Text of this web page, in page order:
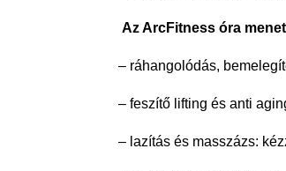
Az ArcFitness óra
– ráhangolódás,
– feszítő lifting és anti
– lazítás és masszázs: